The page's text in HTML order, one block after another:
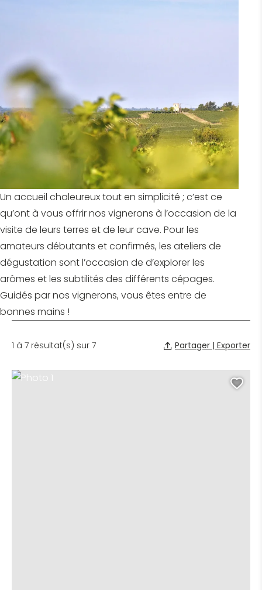
Un accueil chaleureux tout en simplicité ; c’est ce
qu’ont à vous offrir nos vignerons à l’occasion de la
visite de leurs terres et de leur cave. Pour les
amateurs débutants et confirmés, les ateliers de
dégustation sont l’occasion de d’explorer les
arômes et les subtilités des différents cépages.
Guidés par nos vignerons, vous êtes entre de
bonnes mains !
1 à 7 résultat(s) sur 7 Partager | Exporter
Photo 1, © OTLNG